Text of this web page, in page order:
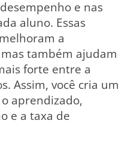
e nas
aluno. Essas
a
também ajudam
forte entre a
Assim, você cria um
aprendizado,
e a taxa de